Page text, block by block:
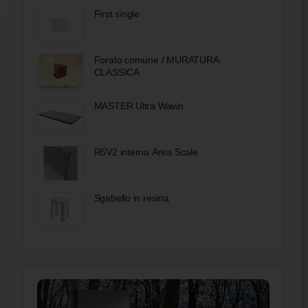
First single
Forato comune / MURATURA
CLASSICA
MASTER Ultra Wavin
R5V2 interna Area Scale
Sgabello in resina